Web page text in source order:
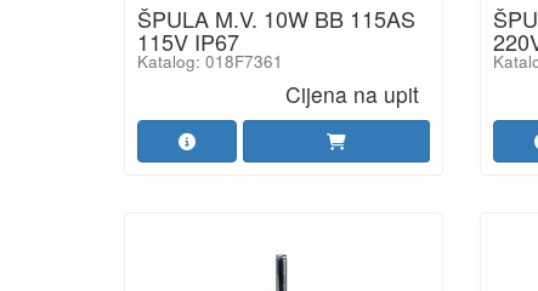
ŠPULA M.V. 10W BB 115AS
115V IP67
Katalog: 018F7361
Cijena na upit